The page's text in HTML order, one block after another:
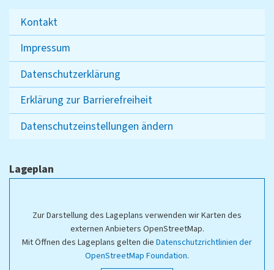
Kontakt
Impressum
Datenschutzerklärung
Erklärung zur Barrierefreiheit
Datenschutzeinstellungen ändern
Lageplan
Zur Darstellung des Lageplans verwenden wir Karten des
externen Anbieters OpenStreetMap.
Mit Öffnen des Lageplans gelten die Datenschutzrichtlinien der
OpenStreetMap Foundation.